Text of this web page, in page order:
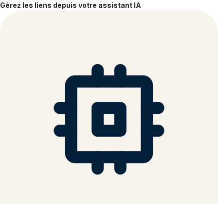
Gérez les liens depuis votre assistant IA